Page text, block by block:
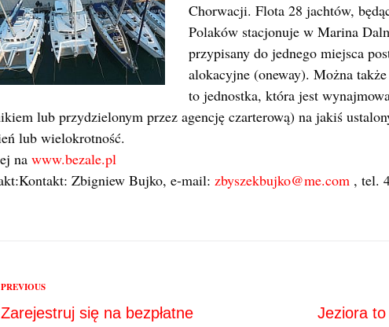
Chorwacji. Flota 28 jachtów,
Polaków stacjonuje w Marina
przypisany do jednego miejsca
alokacyjne (oneway). Można
to jednostka, która jest
lub przydzielonym przez agencję czarterową) na jakiś
lub wielokrotność.
na www.bezale.pl
Zbigniew Bujko, e-mail: zbyszekbujko@me.com , tel.
Previous
PREVIOUS
Zarejestruj się na bezpłatne
Jeziora